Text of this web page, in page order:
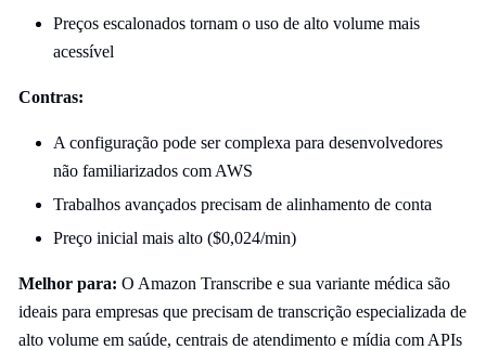
Preços escalonados tornam o uso de alto volume mais
acessível
Contras:
A configuração pode ser complexa para desenvolvedores
não familiarizados com AWS
Trabalhos avançados precisam de alinhamento de conta
Preço inicial mais alto ($0,024/min)
Melhor para: O Amazon Transcribe e sua variante médica são
ideais para empresas que precisam de transcrição especializada de
alto volume em saúde, centrais de atendimento e mídia com APIs